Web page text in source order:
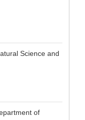
Science and
of